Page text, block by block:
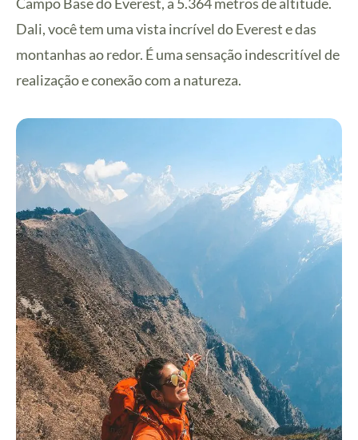
Dali, você tem uma vista incrível do Everest e das
montanhas ao redor. É uma sensação indescritível de
realização e conexão com a natureza.